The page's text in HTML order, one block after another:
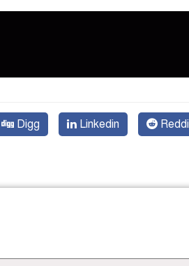
Digg Linkedin